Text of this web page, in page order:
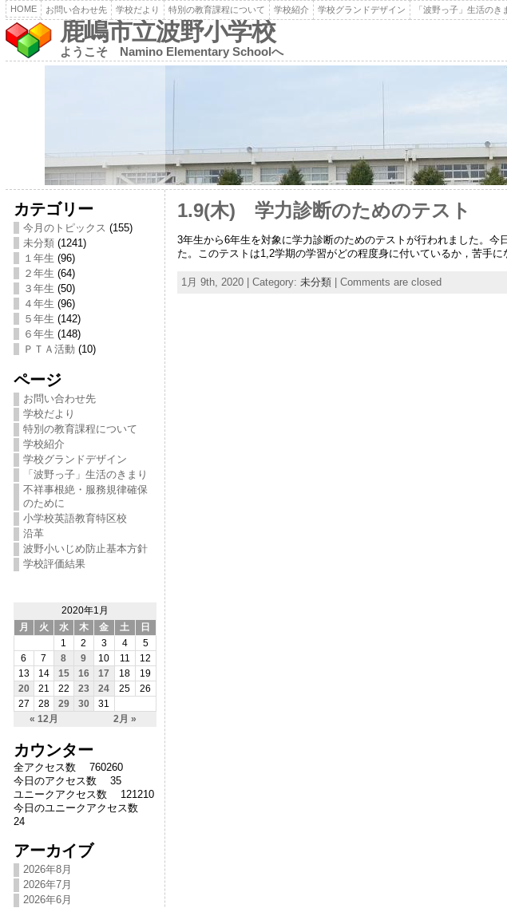
HOME お問い合わせ先 学校だより 特別の教育課程について 学校紹介 学校グランドデザイン 「波野っ子」生活のき
鹿嶋市立波野小学校
ようこそ Namino Elementary Schoolへ
カテゴリー
今月のトピックス (155)
未分類(1241)
１年生 (96)
２年生 (64)
３年生 (50)
４年生 (96)
５年生 (142)
６年生 (148)
ＰＴＡ活動 (10)
ページ
お問い合わせ先
学校だより
特別の教育課程について
学校紹介
学校グランドデザイン
「波野っ子」生活のきまり
不祥事根絶・服務規律確保
のために
小学校英語教育特区校
沿革
波野小いじめ防止基本方針
学校評価結果
2020年1月
月
火 水 木 金 土 日
« 12月 2月 »
1 2 3 4
5
6
7 8 9 10 11
12
13
14 15 16 17 18
19
20
21 22 23 24 25
26
27
28 29 30 31
カウンター
全アクセス数 760260
今日のアクセス数 35
ユニークアクセス数 121210
今日のユニークアクセス数
24
アーカイブ
2026年8月
2026年7月
2026年6月
1.9(木) 学力診断のためのテスト
3年生から6年生を対象に学力診断のためのテストが行われました。
た。このテストは1,2学期の学習がどの程度身に付いているか，苦手
1月 9th, 2020 | Category: 未分類| Comments are closed